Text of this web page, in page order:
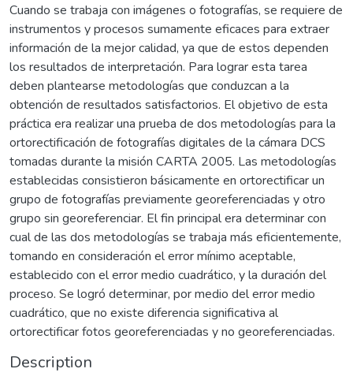
Cuando se trabaja con imágenes o fotografías, se requiere de
instrumentos y procesos sumamente eficaces para extraer
información de la mejor calidad, ya que de estos dependen
los resultados de interpretación. Para lograr esta tarea
deben plantearse metodologías que conduzcan a la
obtención de resultados satisfactorios. El objetivo de esta
práctica era realizar una prueba de dos metodologías para la
ortorectificación de fotografías digitales de la cámara DCS
tomadas durante la misión CARTA 2005. Las metodologías
establecidas consistieron básicamente en ortorectificar un
grupo de fotografías previamente georeferenciadas y otro
grupo sin georeferenciar. El fin principal era determinar con
cual de las dos metodologías se trabaja más eficientemente,
tomando en consideración el error mínimo aceptable,
establecido con el error medio cuadrático, y la duración del
proceso. Se logró determinar, por medio del error medio
cuadrático, que no existe diferencia significativa al
ortorectificar fotos georeferenciadas y no georeferenciadas.
Description